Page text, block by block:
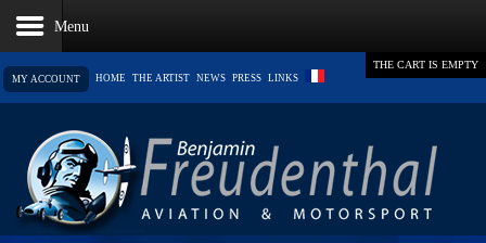
MY ACCOUNT HOME THE ARTIST NEWS PRESS LINKS
THE CART IS EMPTY